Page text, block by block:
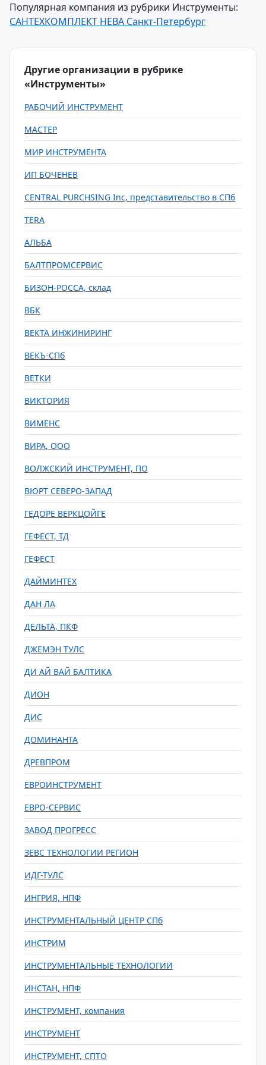
Популярная компания из рубрики Инструменты:
САНТЕХКОМПЛЕКТ НЕВА Санкт-Петербург
Другие организации в рубрике
«Инструменты»
РАБОЧИЙ ИНСТРУМЕНТ
МАСТЕР
МИР ИНСТРУМЕНТА
ИП БОЧЕНЕВ
CENTRAL PURCHSING Inc, представительство в СПб
TERA
АЛЬБА
БАЛТПРОМСЕРВИС
БИЗОН-РОССА, склад
ВБК
ВЕКТА ИНЖИНИРИНГ
ВЕКЪ-СПб
ВЕТКИ
ВИКТОРИЯ
ВИМЕНС
ВИРА, ООО
ВОЛЖСКИЙ ИНСТРУМЕНТ, ПО
ВЮРТ СЕВЕРО-ЗАПАД
ГЕДОРЕ ВЕРКЦОЙГЕ
ГЕФЕСТ, ТД
ГЕФЕСТ
ДАЙМИНТЕХ
ДАН ЛА
ДЕЛЬТА, ПКФ
ДЖЕМЭН ТУЛС
ДИ АЙ ВАЙ БАЛТИКА
ДИОН
ДИС
ДОМИНАНТА
ДРЕВПРОМ
ЕВРОИНСТРУМЕНТ
ЕВРО-СЕРВИС
ЗАВОД ПРОГРЕСС
ЗЕВС ТЕХНОЛОГИИ РЕГИОН
ИДГ-ТУЛС
ИНГРИЯ, НПФ
ИНСТРУМЕНТАЛЬНЫЙ ЦЕНТР СПб
ИНСТРИМ
ИНСТРУМЕНТАЛЬНЫЕ ТЕХНОЛОГИИ
ИНСТАН, НПФ
ИНСТРУМЕНТ, компания
ИНСТРУМЕНТ
ИНСТРУМЕНТ, СПТО